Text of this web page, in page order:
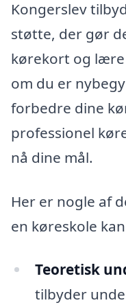
Kongerslev
støtte, der gør
kørekort og lære
om du er
forbedre dine
professionel
nå dine mål.
Her er nogle af
en køreskole
Teoretisk
tilbyder